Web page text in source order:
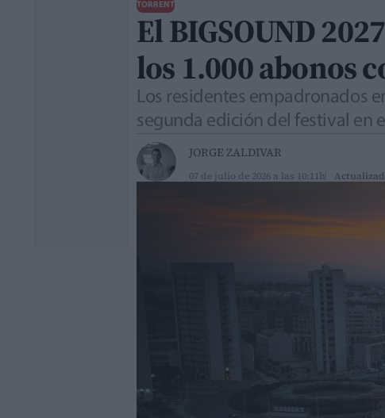
TORRENT
El BIGSOUND
los 1.000 abonos
Los residentes empadronados
segunda edición del festival en
JORGE ZALDIVAR
07 de julio de 2026 a las 10:11h